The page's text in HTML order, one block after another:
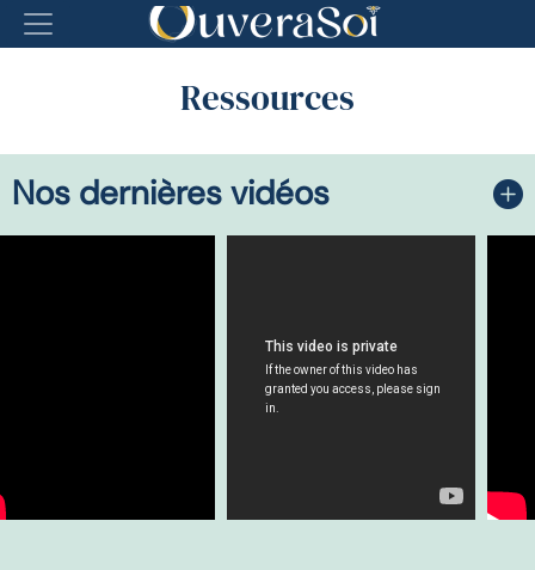
Ressources
Nos dernières vidéos